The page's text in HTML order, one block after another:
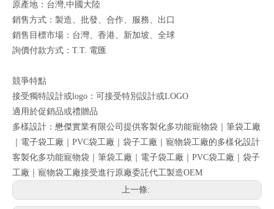
原產地：台灣,中國大陸
銷售方式：製造、批發、合作、服務、出口
銷售目標市場：台灣、香港、新加坡、全球
詢價付款方式：T.T. 電匯
競爭特點
接受獨特設計或logo：可接受特別設計或LOGO
適用於促銷品或禮贈品
多樣設計：懋傑實業有限公司提供客製化多功能寵物袋｜筆袋工廠
｜電子袋工廠｜PVC袋工廠｜袋子工廠｜寵物袋工廠的多樣化設計
客製化多功能寵物袋｜筆袋工廠｜電子袋工廠｜PVC袋工廠｜袋子
工廠｜寵物袋工廠接受進行原廠委託代工製造OEM
上一條: